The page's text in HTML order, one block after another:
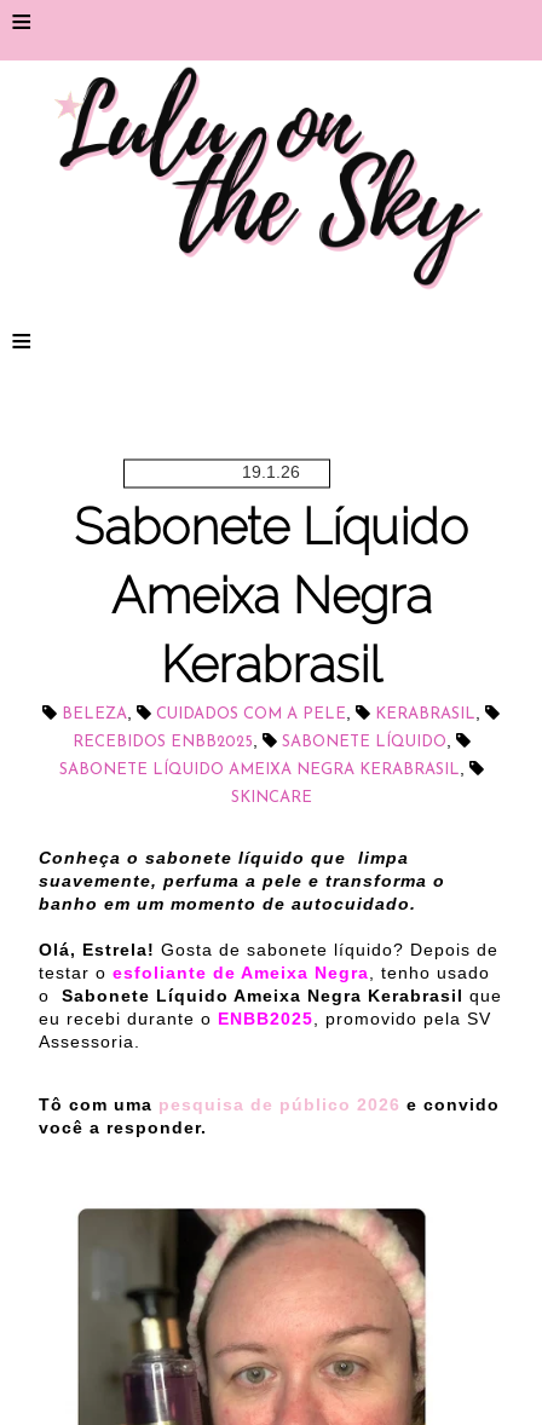
≡
≡
19.1.26
Sabonete Líquido
Ameixa Negra
Kerabrasil
BELEZA, CUIDADOS COM A PELE, KERABRASIL,
RECEBIDOS ENBB2025, SABONETE LÍQUIDO,
SABONETE LÍQUIDO AMEIXA NEGRA KERABRASIL,
SKINCARE
Conheça o sabonete líquido que limpa
suavemente, perfuma a pele e transforma o
banho em um momento de autocuidado.
Olá, Estrela! Gosta de sabonete líquido? Depois de
testar o esfoliante de Ameixa Negra, tenho usado
o Sabonete Líquido Ameixa Negra Kerabrasil que
eu recebi durante o ENBB2025, promovido pela SV
Assessoria.
Tô com uma pesquisa de público 2026 e convido
você a responder.